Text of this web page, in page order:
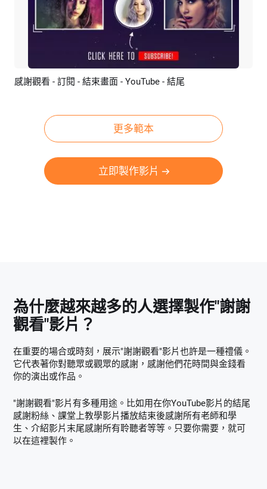
預覽 AI剪同款
感謝觀看 - 訂閱 - 結束畫面 - YouTube - 結尾
更多範本
立即製作影片
為什麼越來越多的人選擇製作"謝謝
觀看"影片？
在重要的場合或時刻，展示"謝謝觀看"影片也許是一種禮儀。
它代表著你對聽眾或觀眾的感謝，感謝他們花時間與金錢看
你的演出或作品。
"謝謝觀看"影片有多種用途。比如用在你YouTube影片的結尾
感謝粉絲、課堂上教學影片播放結束後感謝所有老師和學
生、介紹影片末尾感謝所有聆聽者等等。只要你需要，就可
以在這裡製作。